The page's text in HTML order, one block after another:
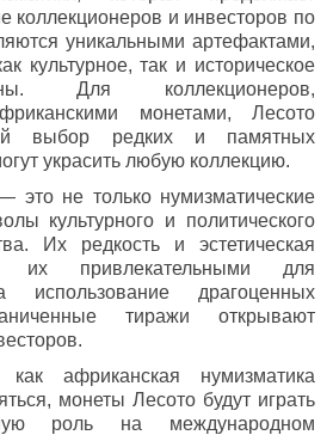
коллекционеров и инвесторов по
уникальными артефактами,
культурное, так и историческое
Для коллекционеров,
монетами, Лесото
выбор редких и памятных
украсить любую коллекцию.
это не только нумизматические
культурного и политического
Их редкость и эстетическая
их привлекательными для
использование драгоценных
тиражи открывают
африканская нумизматика
монеты Лесото будут играть
роль на международном